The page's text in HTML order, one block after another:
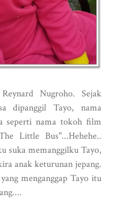
Nugroho. Sejak
dipanggil Tayo, nama
seperti nama tokoh film
Little Bus"...Hehehe..
suka memanggilku Tayo,
anak keturunan jepang.
menganggap Tayo itu